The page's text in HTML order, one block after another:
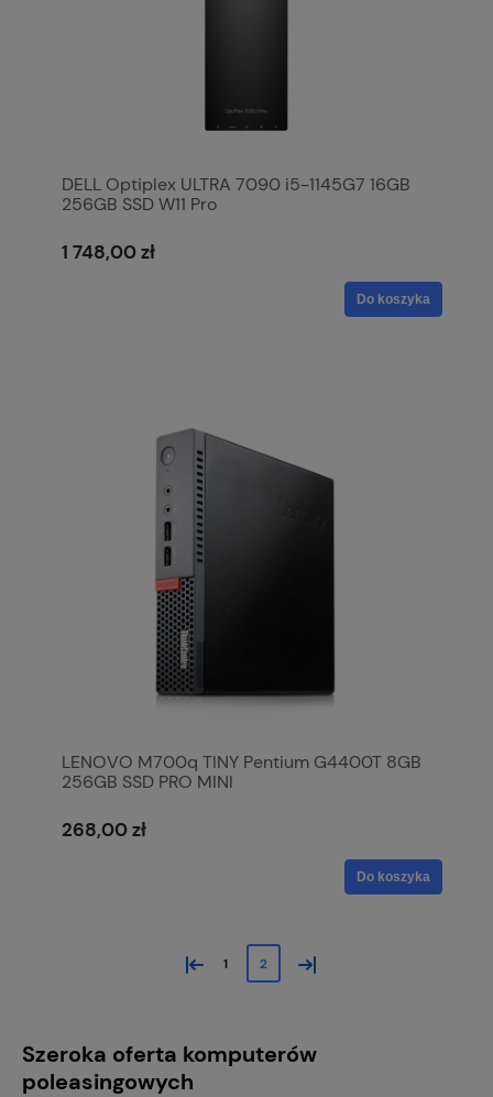
DELL Optiplex ULTRA 7090 i5-1145G7 16GB
256GB SSD W11 Pro
1 748,00 zł
Do koszyka
LENOVO M700q TINY Pentium G4400T 8GB
256GB SSD PRO MINI
268,00 zł
Do koszyka
« 1 2 »
Szeroka oferta komputerów
poleasingowych